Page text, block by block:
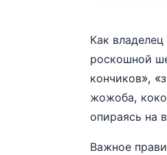
Как
роскошной
кончиков»,
жожоба,
опираясь на
Важное